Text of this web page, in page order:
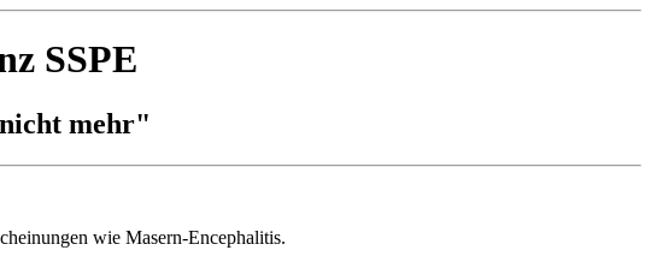
SSPE
mehr"
wie Masern-Encephalitis.